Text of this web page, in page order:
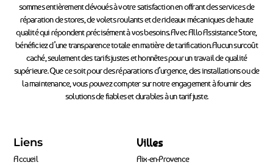
sommes entièrement dévoués à votre satisfaction en offrant des services de
réparation de stores, de volets roulants et de rideaux mécaniques de haute
qualité qui répondent précisément à vos besoins. Avec Allo Assistance Store,
bénéficiez d’une transparence totale en matière de tarification. Aucun surcoût
caché, seulement des tarifs justes et honnêtes pour un travail de qualité
supérieure. Que ce soit pour des réparations d’urgence, des installations ou de
la maintenance, vous pouvez compter sur notre engagement à fournir des
solutions de fiables et durables à un tarif juste.
Liens
Accueil
Villes
Aix-en-Provence